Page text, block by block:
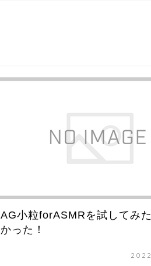
AG小粒forASMRを試してみ
かった！